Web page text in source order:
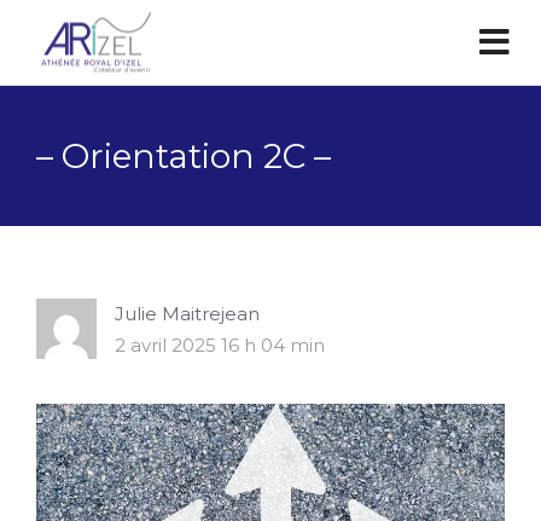
– Orientation 2C –
Julie Maitrejean
2 avril 2025 16 h 04 min